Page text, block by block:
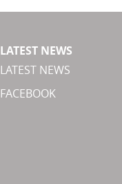
LATEST NEWS
LATEST NEWS
FACEBOOK